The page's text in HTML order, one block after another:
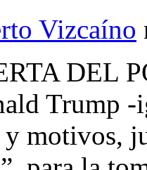
Vizcaíno
DEL
Trump
y motivos,